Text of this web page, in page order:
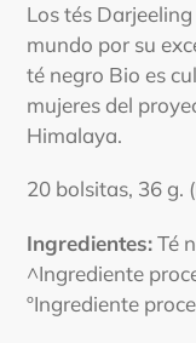
tu
carrito
de
compra
Los tés
mundo por su
té negro Bio es
mujeres del
Himalaya.
20 bolsitas, 36 g.
Ingredientes:Té
^Ingrediente
ºIngrediente